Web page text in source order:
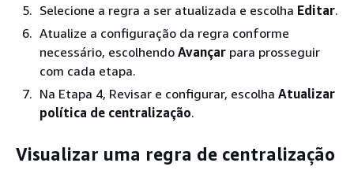
Selecione a regra a ser atualizada e escolha Editar.
Atualize a configuração da regra conforme
necessário, escolhendo Avançar para prosseguir
com cada etapa.
Na Etapa 4, Revisar e configurar, escolha Atualizar
política de centralização.
Visualizar uma regra de centralização